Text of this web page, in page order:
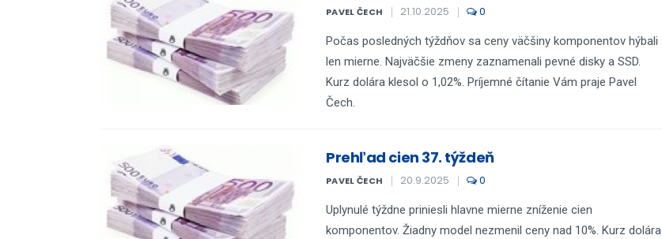
PAVEL ČECH 21.10.2025 0
Počas posledných týždňov sa ceny väčšiny komponentov hýbali
len mierne. Najväčšie zmeny zaznamenali pevné disky a SSD.
Kurz dolára klesol o 1,02%. Príjemné čítanie Vám praje Pavel
Čech.
Prehľad cien 37. týždeň
PAVEL ČECH 20.9.2025 0
Uplynulé týždne priniesli hlavne mierne zníženie cien
komponentov. Žiadny model nezmenil ceny nad 10%. Kurz dolára